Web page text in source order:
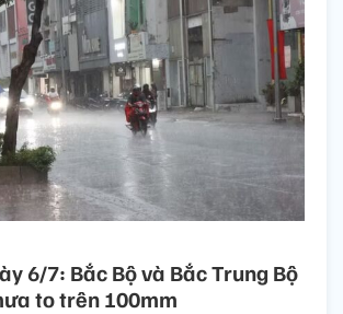
6/7: Bắc Bộ và Bắc Trung Bộ
to trên 100mm